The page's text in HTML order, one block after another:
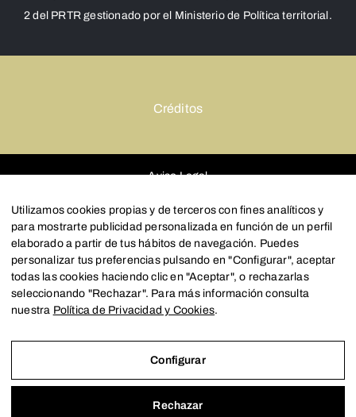
2 del PRTR gestionado por el Ministerio de Política territorial.
Créditos
Utilizamos cookies propias y de terceros con fines analíticos y
para mostrarte publicidad personalizada en función de un perfil
elaborado a partir de tus hábitos de navegación. Puedes
personalizar tus preferencias pulsando en "Configurar", aceptar
todas las cookies haciendo clic en "Aceptar", o rechazarlas
seleccionando "Rechazar". Para más información consulta
nuestra Política de Privacidad y Cookies.
Configurar
Rechazar
Aviso Legal
Política de Privacidad y Cookies
Configurar